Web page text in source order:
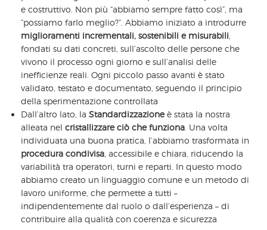
e costruttivo. Non più “abbiamo sempre fatto così”, ma
“possiamo farlo meglio?”. Abbiamo iniziato a introdurre
miglioramenti incrementali, sostenibili e misurabili
fondati su dati concreti, sull’ascolto delle persone che
vivono il processo ogni giorno e sull’analisi delle
inefficienze reali. Ogni piccolo passo avanti è stato
validato, testato e documentato, seguendo il principio
della sperimentazione controllata
Dall’altro lato, la Standardizzazioneè stata la nostra
alleata nel cristallizzare ciò che funziona . Una volta
individuata una buona pratica, l’abbiamo trasformata in
procedura condivisa , accessibile e chiara, riducendo la
variabilità tra operatori, turni e reparti. In questo modo
abbiamo creato un linguaggio comune e un metodo di
lavoro uniforme, che permette a tutti –
indipendentemente dal ruolo o dall’esperienza – di
contribuire alla qualità con coerenza e sicurezza